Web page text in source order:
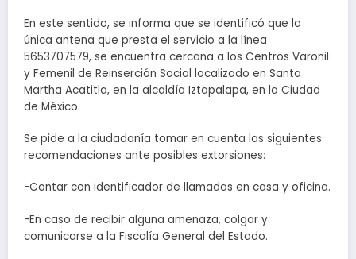
En este sentido, se informa que se identificó que la
única antena que presta el servicio a la línea
5653707579, se encuentra cercana a los Centros Varonil
y Femenil de Reinserción Social localizado en Santa
Martha Acatitla, en la alcaldía Iztapalapa, en la Ciudad
de México.
Se pide a la ciudadanía tomar en cuenta las siguientes
recomendaciones ante posibles extorsiones:
-Contar con identificador de llamadas en casa y oficina.
-En caso de recibir alguna amenaza, colgar y
comunicarse a la Fiscalía General del Estado.